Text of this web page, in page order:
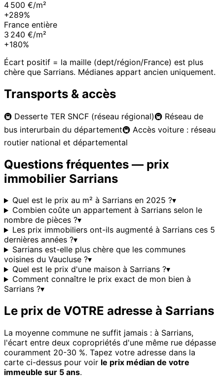
4 500 €/m²
+289%
France entière
3 240 €/m²
+180%
Écart positif = la maille (dept/région/France) est plus
chère que Sarrians. Médianes appart ancien uniquement.
Transports & accès
🚇 Desserte TER SNCF (réseau régional)🚇 Réseau de
bus interurbain du département🚇 Accès voiture : réseau
routier national et départemental
Questions fréquentes — prix
immobilier Sarrians
Quel est le prix au m² à Sarrians en 2025 ?▾
Combien coûte un appartement à Sarrians selon le
nombre de pièces ?▾
Les prix immobiliers ont-ils augmenté à Sarrians ces 5
dernières années ?▾
Sarrians est-elle plus chère que les communes
voisines du Vaucluse ?▾
Quel est le prix d'une maison à Sarrians ?▾
Comment connaître le prix exact de mon bien à
Sarrians ?▾
Le prix de VOTRE adresse à Sarrians
La moyenne commune ne suffit jamais : à Sarrians,
l'écart entre deux copropriétés d'une même rue dépasse
couramment 20-30 %. Tapez votre adresse dans la
carte ci-dessus pour voir le prix médian de votre
immeuble sur 5 ans.